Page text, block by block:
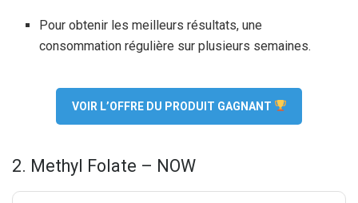
Pour obtenir les meilleurs résultats, une
consommation régulière sur plusieurs semaines.
VOIR L’OFFRE DU PRODUIT GAGNANT
2. Methyl Folate – NOW